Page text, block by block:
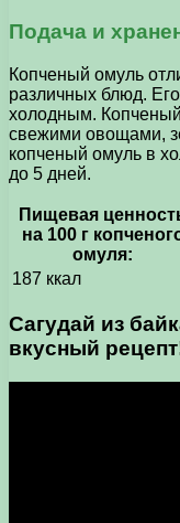
Подача и
Копченый омуль
различных блюд.
холодным.
свежими овощами,
копченый омуль в
до 5 дней.
Пищевая
на 100 г
омуля:
187 ккал
Сагудай из
вкусный